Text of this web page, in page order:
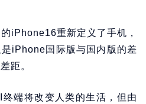
iPhone16重新定义了手机，
iPhone国际版与国内版的差
距。
端将改变人类的生活，但由